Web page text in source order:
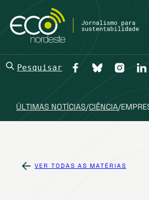
Pesquisar
ÚLTIMAS NOTÍCIAS/CIÊNCIA/
VER TODAS AS MATÉRIAS